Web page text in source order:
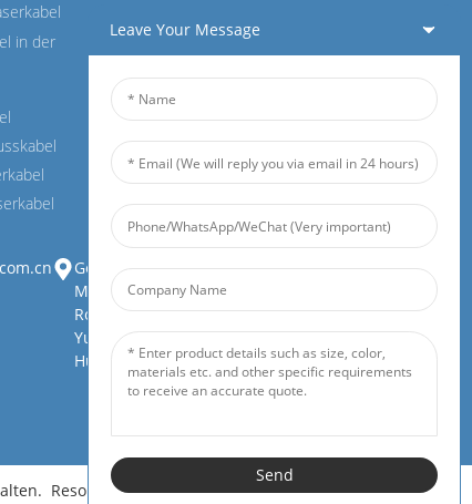
in der
Gebäude 1, Zhongjianbaobao
Mansion, Nr. 30, Lianhu 3rd
Road, Tianding Street, Bezirk
Yuelu, Stadt Changsha, Provinz
Hunan
Resource
Leave Your Message
Send